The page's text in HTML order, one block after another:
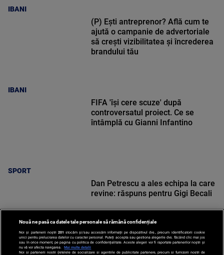
IBANI
IBANI
(P) Ești antreprenor? Află cum te
ajută o campanie de advertoriale
să crești vizibilitatea și încrederea
brandului tău
SPORT
FIFA 'își cere scuze' după
controversatul proiect. Ce se
întâmplă cu Gianni Infantino
SPORT
Dan Petrescu a ales echipa la care
revine: răspuns pentru Gigi Becali
Nouă ne pasă ca datele tale personale să rămână confidențiale
Noi și partenerii noștri 201 stocăm și/sau accesăm informații pe dispozitivul dvs., precum identificatorii cookie
unici pentru prelucrarea datelor cu caracter personal. Puteți accepta sau gestiona alegerile dvs. făcând clic mai jos
sau în orice moment, pe pagina cu politica de confidențialitate. Aceste alegeri vor fi raportate partenerilor noștri și
nu vă vor afecta navigarea.
Mai multe detalii
Noi si partenerii nostri (retelele de socializare si agentiile de publicitate partenere, precum si furnizorii nostri de